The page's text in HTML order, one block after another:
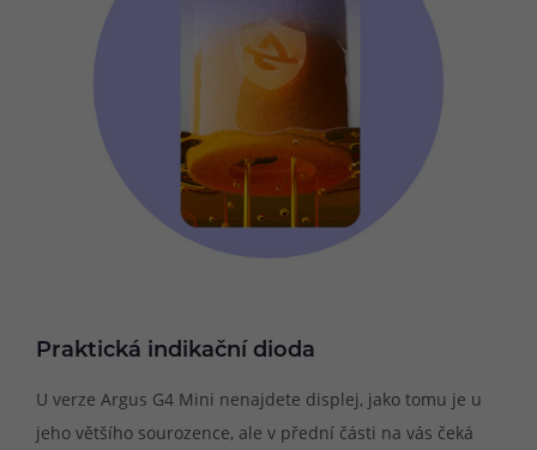
Praktická indikační dioda
U verze Argus G4 Mini nenajdete displej, jako tomu je u
jeho většího sourozence, ale v přední části na vás čeká